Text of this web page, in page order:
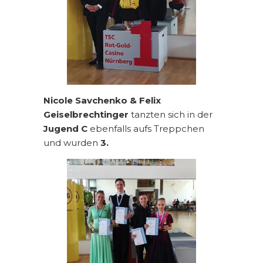
Nicole Savchenko & Felix
Geiselbrechtinger tanzten sich in der
Jugend C ebenfalls aufs Treppchen
und wurden 3.